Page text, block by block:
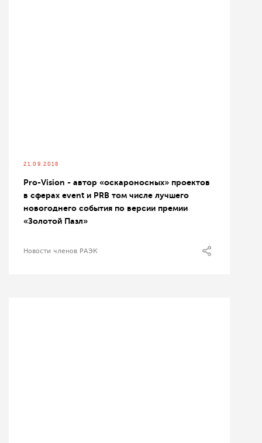
21.09.2018
Pro-Vision - автор «оскароносных» проектов
в сферах event и PRВ том числе лучшего
новогоднего события по версии премии
«Золотой Пазл»
Новости членов РАЭК